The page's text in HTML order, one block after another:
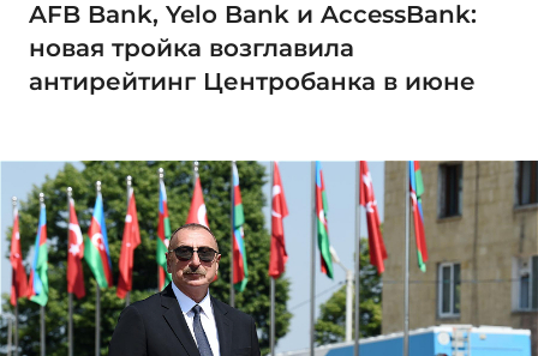
AFB Bank, Yelo Bank и AccessBank:
новая тройка возглавила
антирейтинг Центробанка в июне